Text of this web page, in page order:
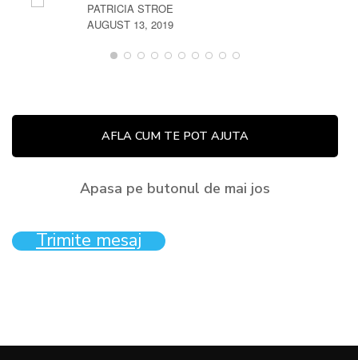
PATRICIA STROE
AUGUST 13, 2019
AFLA CUM TE POT AJUTA
Apasa pe butonul de mai jos
Trimite mesaj